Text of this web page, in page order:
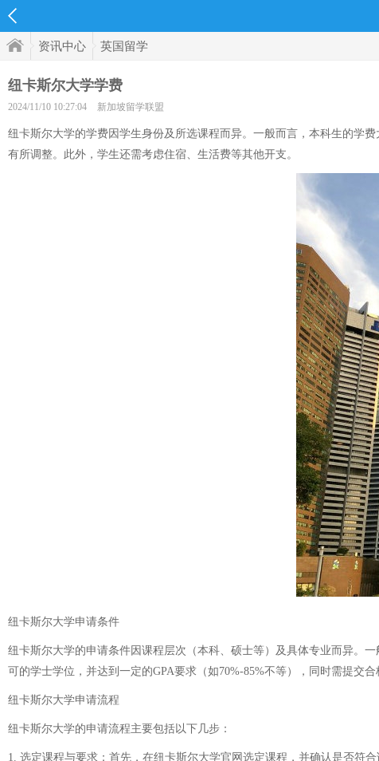
资讯中心 英国留学
纽卡斯尔大学学费
2024/11/10 10:27:04 新加坡留学联盟
纽卡斯尔大学的学费因学生身份及所选课程而异。一般而言，本科生的学
有所调整。此外，学生还需考虑住宿、生活费等其他开支。
纽卡斯尔大学申请条件
纽卡斯尔大学的申请条件因课程层次（本科、硕士等）及具体专业而异。
可的学士学位，并达到一定的GPA要求（如70%-85%不等），同时需提交
纽卡斯尔大学申请流程
纽卡斯尔大学的申请流程主要包括以下几步：
1. 选定课程与要求：首先，在纽卡斯尔大学官网选定课程，并确认是否符合